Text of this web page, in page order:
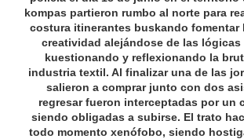
kompas partieron rumbo al norte para
costura itinerantes buskando fomentar
creatividad alejándose de las
kuestionando y reflexionando la
industria textil. Al finalizar una de las
salieron a comprar junto con dos
regresar fueron interceptadas por un
siendo obligadas a subirse. El trato
todo momento xenófobo, siendo